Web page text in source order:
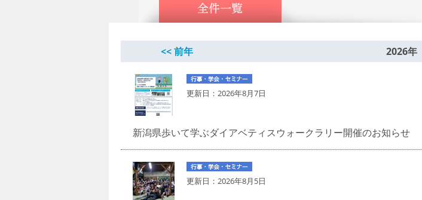
<< 前年 2026年
更新日： 2026年8月7日
新潟県歩いて学ぶダイアベティスウォークラリー開催のお知らせ
更新日： 2026年8月5日